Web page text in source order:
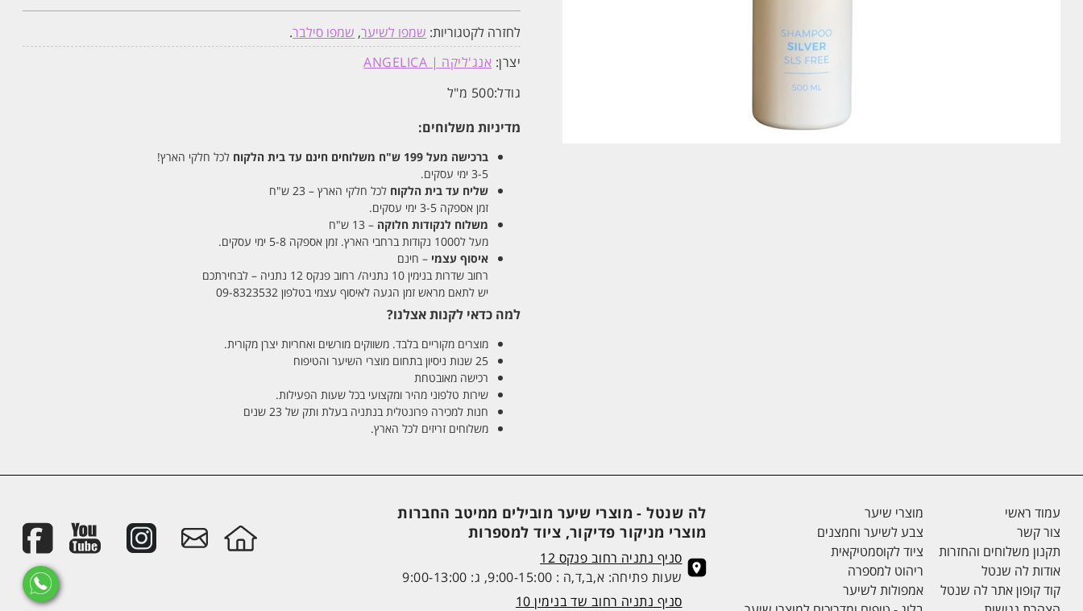
לחזרה לקטגוריות: שמפו לשיער, שמפו סילבר.
יצרן: אנג'ליקה | ANGELICA
גודל:500 מ"ל
מדיניות משלוחים:
ברכישה מעל 199 ש"ח משלוחים חינם עד בית הלקוח לכל חלקי הארץ!
3-5 ימי עסקים.
שליח עד בית הלקוח לכל חלקי הארץ – 23 ש"ח
זמן אספקה 3-5 ימי עסקים.
משלוח לנקודות חלוקה – 13 ש"ח
מעל ל1000 נקודות ברחבי הארץ. זמן אספקה 5-8 ימי עסקים.
איסוף עצמי – חינם
רחוב שדרות בנימין 10 נתניה/ רחוב פנקס 12 נתניה – לבחירתכם
יש לתאם מראש זמן הגעה לאיסוף עצמי בטלפון 09-8323532
למה כדאי לקנות אצלנו?
מוצרים מקוריים בלבד. משווקים מורשים ואחריות יצרן מקורית.
25 שנות ניסיון בתחום מוצרי השיער והטיפוח
רכישה מאובטחת
שירות טלפוני מהיר ומקצועי בכל שעות הפעילות.
חנות למכירה פרונטלית בנתניה בעלת ותק של 23 שנים
משלוחים זריזים לכל הארץ.
עמוד ראשי
צור קשר
תקנון משלוחים והחזרות
אודות לה שנטל
קוד קופון אתר לה שנטל
מוצרי שיער
צבע לשיער וחמצנים
ציוד לקוסמטיקאית
ריהוט למספרה
אמפולות לשיער
לה שנטל - מוצרי שיער מובילים ממיטב החברות
מוצרי מניקור פדיקור, ציוד למספרות
סניף נתניה רחוב פנקס 12
שעות פתיחה: א,ב,ד,ה : 9:00-15:00, ג: 9:00-13:00
סניף נתניה רחוב שד בנימין 10